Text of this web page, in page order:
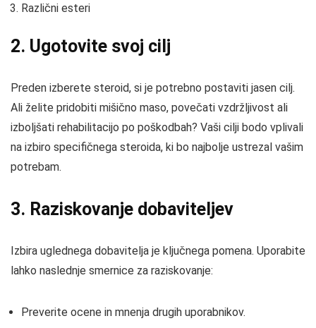
Različni esteri
2. Ugotovite svoj cilj
Preden izberete steroid, si je potrebno postaviti jasen cilj.
Ali želite pridobiti mišično maso, povečati vzdržljivost ali
izboljšati rehabilitacijo po poškodbah? Vaši cilji bodo vplivali
na izbiro specifičnega steroida, ki bo najbolje ustrezal vašim
potrebam.
3. Raziskovanje dobaviteljev
Izbira uglednega dobavitelja je ključnega pomena. Uporabite
lahko naslednje smernice za raziskovanje:
Preverite ocene in mnenja drugih uporabnikov.